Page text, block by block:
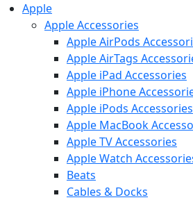
Apple
Apple Accessories
Apple AirPods
Apple AirTags
Apple iPad Accessories
Apple iPhone
Apple iPods Accessories
Apple MacBook
Apple TV Accessories
Apple Watch
Beats
Cables & Docks